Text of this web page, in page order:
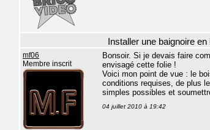
Installer une baignoire en
mf06
Membre inscrit
Bonsoir. Si je devais faire
envisagé cette folie !
Voici mon point de vue : le
conditions requises, de plus
simples possibles et
04 juillet 2010 à 19:42